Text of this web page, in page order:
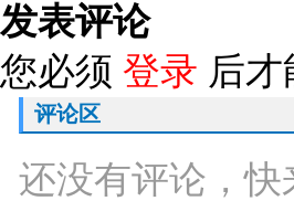
发表评论
您必须 登录 后
评论区
还没有评论，快